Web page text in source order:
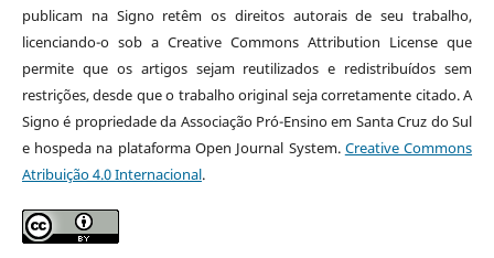
publicam na Signo retêm os direitos autorais de seu trabalho,
licenciando-o sob a Creative Commons Attribution License que
permite que os artigos sejam reutilizados e redistribuídos sem
restrições, desde que o trabalho original seja corretamente citado. A
Signo é propriedade da Associação Pró-Ensino em Santa Cruz do Sul
e hospeda na plataforma Open Journal System. Creative Commons
Atribuição 4.0 Internacional.